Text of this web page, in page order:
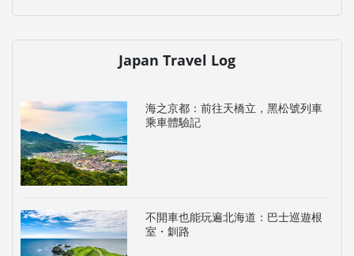
Japan Travel Log
海之京都：前往天橋立，黑松號列車
乘車體驗記
不開車也能玩遍北海道：巴士巡遊根
室・釧路